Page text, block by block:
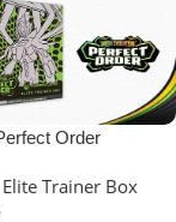
Order
Elite Trainer Box